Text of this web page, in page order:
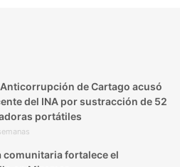
de Cartago acusó
del INA por sustracción de 52
portátiles
comunitaria fortalece el